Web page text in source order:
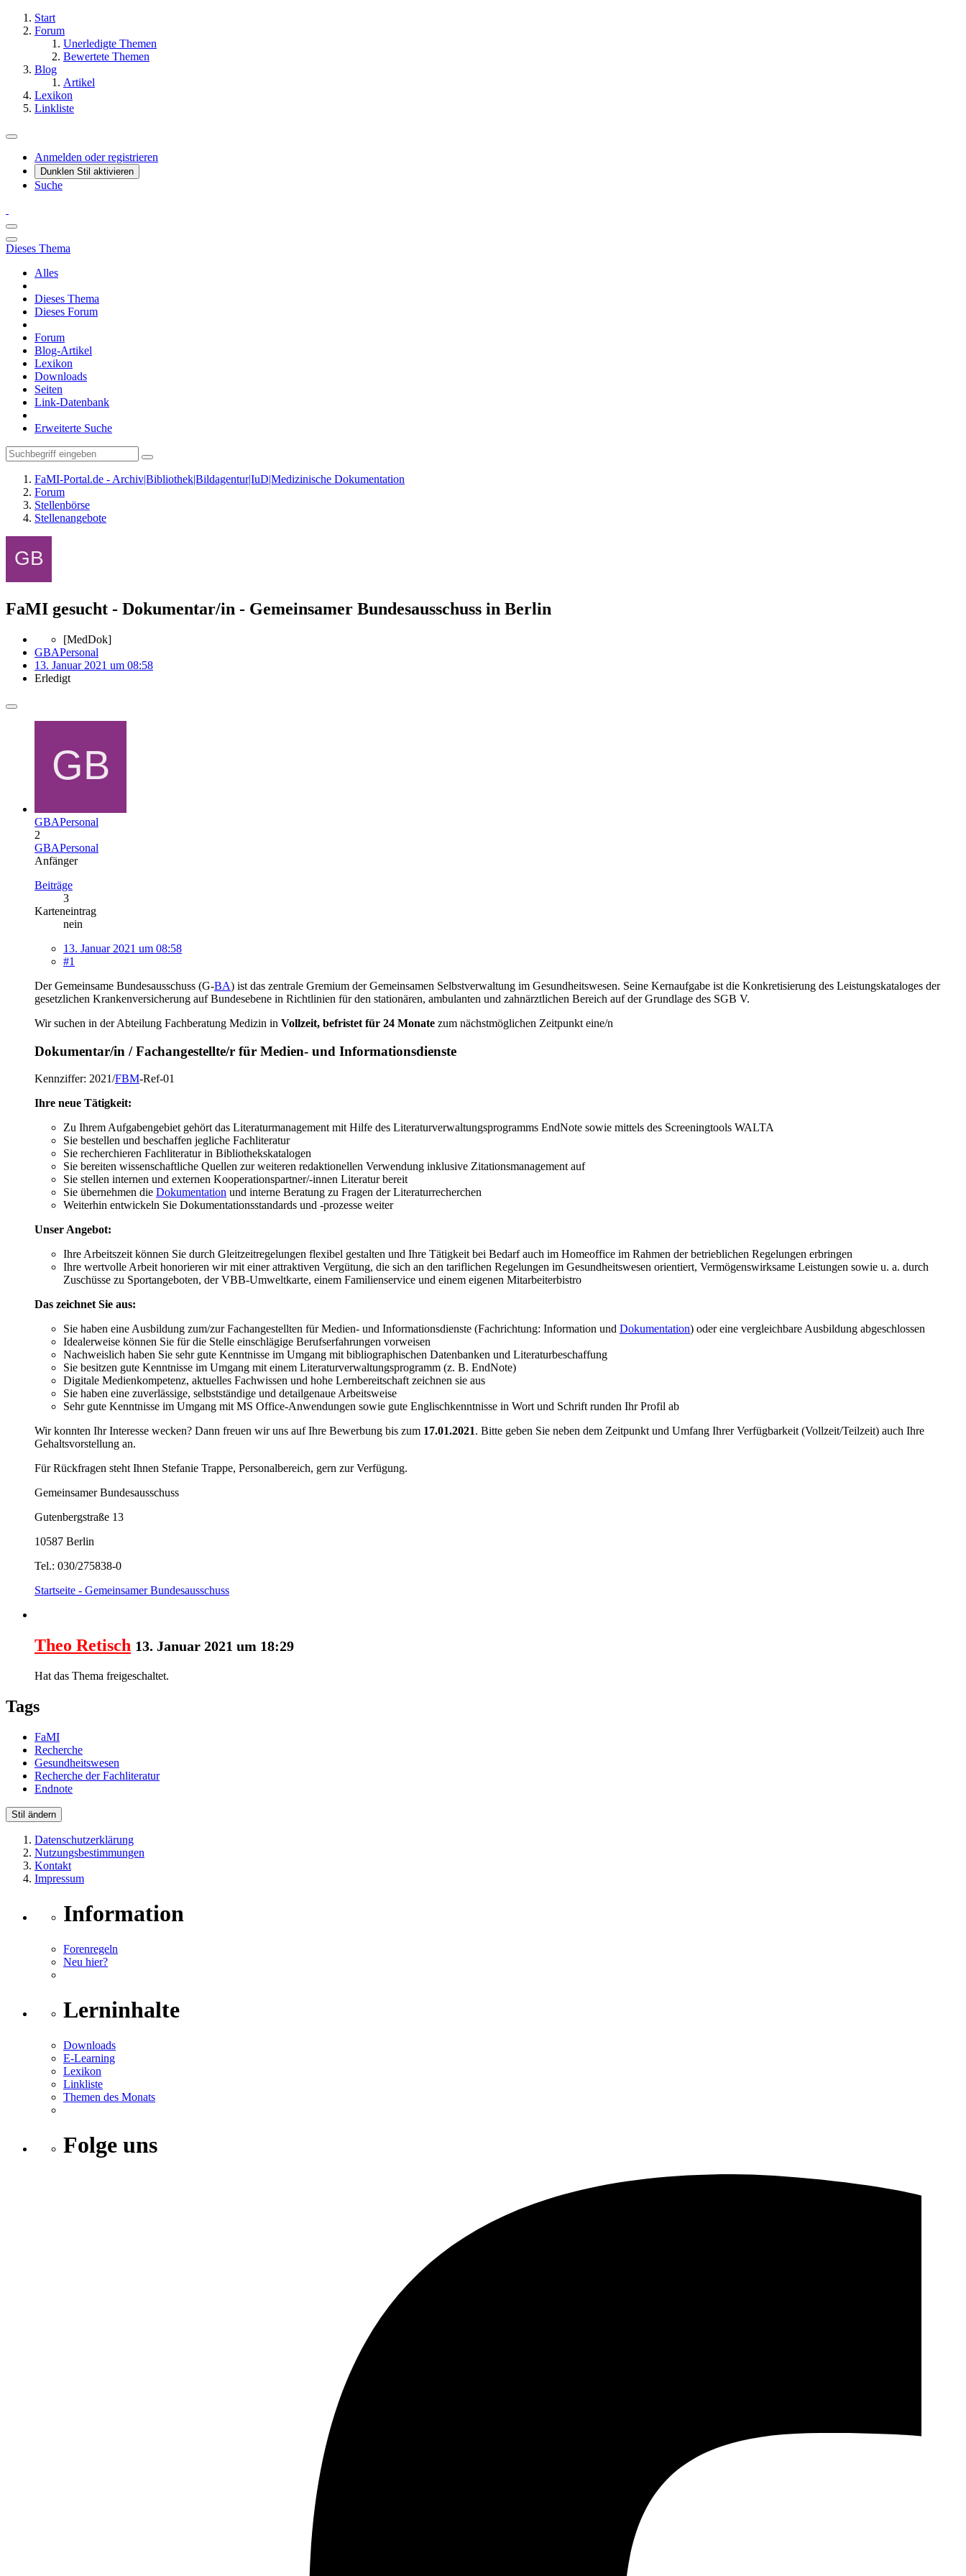
Start
Forum
Unerledigte Themen
Bewertete Themen
Blog
Artikel
Lexikon
Linkliste
Anmelden oder registrieren
Dunklen Stil aktivieren
Suche
Dieses Thema
Alles
Dieses Thema
Dieses Forum
Forum
Blog-Artikel
Lexikon
Downloads
Seiten
Link-Datenbank
Erweiterte Suche
FaMI-Portal.de - Archiv|Bibliothek|Bildagentur|IuD|Medizinische Dokumentation
Forum
Stellenbörse
Stellenangebote
FaMI gesucht - Dokumentar/in - Gemeinsamer Bundesausschuss in Berlin
[MedDok]
GBAPersonal
13. Januar 2021 um 08:58
Erledigt
GBAPersonal
2
GBAPersonal
Anfänger
Beiträge
3
Karteneintrag
nein
13. Januar 2021 um 08:58
#1
Der Gemeinsame Bundesausschuss (G-BA) ist das zentrale Gremium der Gemeinsamen Selbstverwaltung im Gesundheitswesen. Seine Kernaufgabe ist die Konkretisierung des Leistungskataloges der
gesetzlichen Krankenversicherung auf Bundesebene in Richtlinien für den stationären, ambulanten und zahnärztlichen Bereich auf der Grundlage des SGB V.
Wir suchen in der Abteilung Fachberatung Medizin in Vollzeit, befristet für 24 Monate zum nächstmöglichen Zeitpunkt eine/n
Dokumentar/in / Fachangestellte/r für Medien- und Informationsdienste
Kennziffer: 2021/FBM-Ref-01
Ihre neue Tätigkeit:
Zu Ihrem Aufgabengebiet gehört das Literaturmanagement mit Hilfe des Literaturverwaltungsprogramms EndNote sowie mittels des Screeningtools WALTA
Sie bestellen und beschaffen jegliche Fachliteratur
Sie recherchieren Fachliteratur in Bibliothekskatalogen
Sie bereiten wissenschaftliche Quellen zur weiteren redaktionellen Verwendung inklusive Zitationsmanagement auf
Sie stellen internen und externen Kooperationspartner/-innen Literatur bereit
Sie übernehmen die Dokumentation und interne Beratung zu Fragen der Literaturrecherchen
Weiterhin entwickeln Sie Dokumentationsstandards und -prozesse weiter
Unser Angebot:
Ihre Arbeitszeit können Sie durch Gleitzeitregelungen flexibel gestalten und Ihre Tätigkeit bei Bedarf auch im Homeoffice im Rahmen der betrieblichen Regelungen erbringen
Ihre wertvolle Arbeit honorieren wir mit einer attraktiven Vergütung, die sich an den tariflichen Regelungen im Gesundheitswesen orientiert, Vermögenswirksame Leistungen sowie u. a. durch
Zuschüsse zu Sportangeboten, der VBB-Umweltkarte, einem Familienservice und einem eigenen Mitarbeiterbistro
Das zeichnet Sie aus:
Sie haben eine Ausbildung zum/zur Fachangestellten für Medien- und Informationsdienste (Fachrichtung: Information und Dokumentation) oder eine vergleichbare Ausbildung abgeschlossen
Idealerweise können Sie für die Stelle einschlägige Berufserfahrungen vorweisen
Nachweislich haben Sie sehr gute Kenntnisse im Umgang mit bibliographischen Datenbanken und Literaturbeschaffung
Sie besitzen gute Kenntnisse im Umgang mit einem Literaturverwaltungsprogramm (z. B. EndNote)
Digitale Medienkompetenz, aktuelles Fachwissen und hohe Lernbereitschaft zeichnen sie aus
Sie haben eine zuverlässige, selbstständige und detailgenaue Arbeitsweise
Sehr gute Kenntnisse im Umgang mit MS Office-Anwendungen sowie gute Englischkenntnisse in Wort und Schrift runden Ihr Profil ab
Wir konnten Ihr Interesse wecken? Dann freuen wir uns auf Ihre Bewerbung bis zum 17.01.2021. Bitte geben Sie neben dem Zeitpunkt und Umfang Ihrer Verfügbarkeit (Vollzeit/Teilzeit) auch Ihre
Gehaltsvorstellung an.
Für Rückfragen steht Ihnen Stefanie Trappe, Personalbereich, gern zur Verfügung.
Gemeinsamer Bundesausschuss
Gutenbergstraße 13
10587 Berlin
Tel.: 030/275838-0
Startseite - Gemeinsamer Bundesausschuss
Theo Retisch 13. Januar 2021 um 18:29
Hat das Thema freigeschaltet.
Tags
FaMI
Recherche
Gesundheitswesen
Recherche der Fachliteratur
Endnote
Stil ändern
Datenschutzerklärung
Nutzungsbestimmungen
Kontakt
Impressum
Information
Forenregeln
Neu hier?
Lerninhalte
Downloads
E-Learning
Lexikon
Linkliste
Themen des Monats
Folge uns